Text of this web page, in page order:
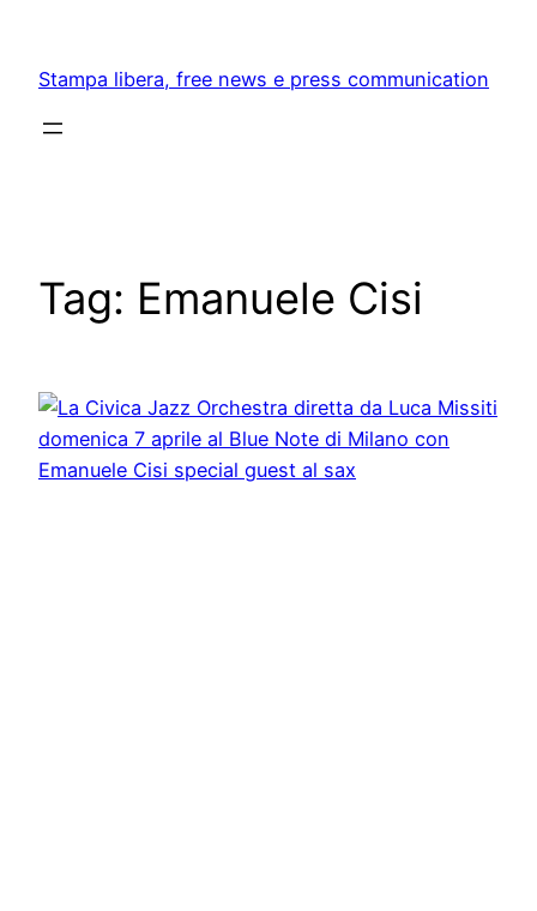
content
Stampa libera, free news e press communication
Tag: Emanuele Cisi